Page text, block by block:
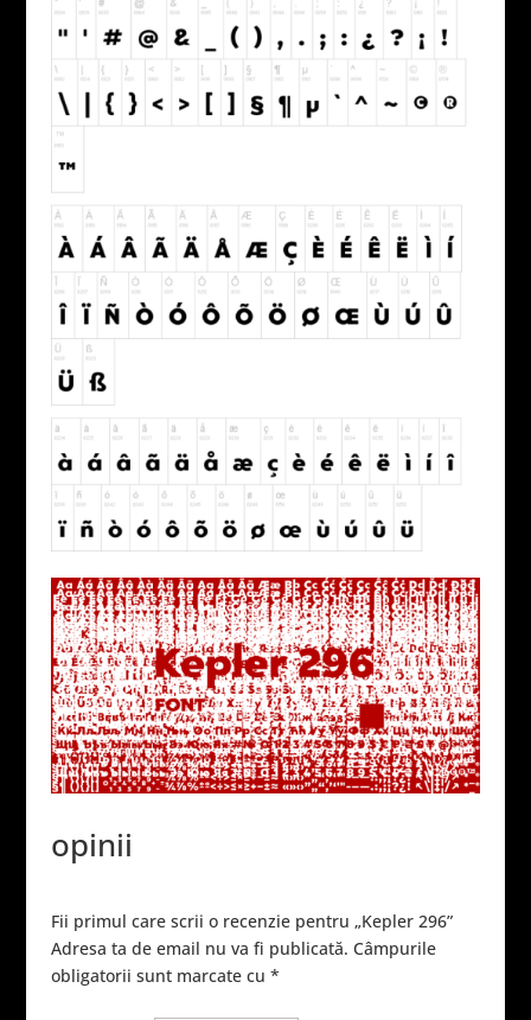
opinii
Fii primul care scrii o recenzie pentru „Kepler 296”
Adresa ta de email nu va fi publicată. Câmpurile
obligatorii sunt marcate cu *